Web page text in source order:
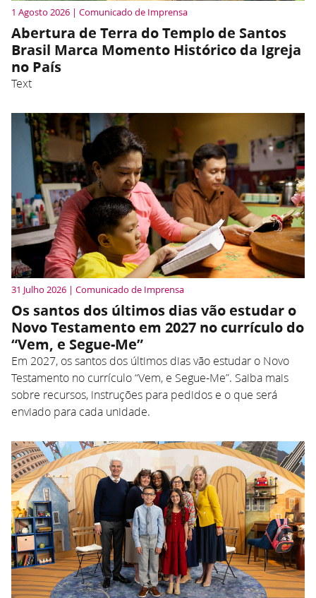
1 Agosto 2026 | Comunicado de Imprensa
Abertura de Terra do Templo de Santos
Brasil Marca Momento Histórico da Igreja
no País
Text
31 Julho 2026 | Comunicado de Imprensa
Os santos dos últimos dias vão estudar o
Novo Testamento em 2027 no currículo do
“Vem, e Segue-Me”
Em 2027, os santos dos últimos dias vão estudar o Novo
Testamento no currículo “Vem, e Segue-Me”. Saiba mais
sobre recursos, instruções para pedidos e o que será
enviado para cada unidade.